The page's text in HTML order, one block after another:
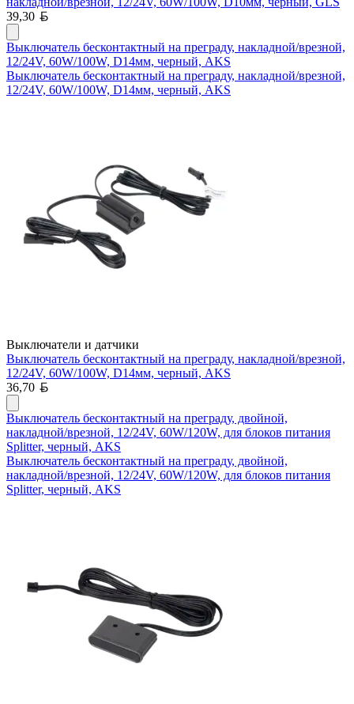
39,30
Выключатель бесконтактный на преграду, накладной/врезной,
12/24V, 60W/100W, D14мм, черный, AKS
Выключатель бесконтактный на преграду, накладной/врезной,
12/24V, 60W/100W, D14мм, черный, AKS
Выключатели и датчики
Выключатель бесконтактный на преграду, накладной/врезной,
12/24V, 60W/100W, D14мм, черный, AKS
36,70
Выключатель бесконтактный на преграду, двойной,
накладной/врезной, 12/24V, 60W/120W, для блоков питания
Splitter, черный, AKS
Выключатель бесконтактный на преграду, двойной,
накладной/врезной, 12/24V, 60W/120W, для блоков питания
Splitter, черный, AKS